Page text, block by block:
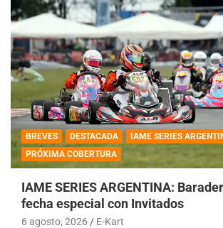
BREVES DESTACADA
IAME SERIES
PRÓXIMA COBERTURA
IAME SERIES ARGENTINA:
fecha especial con Invitados
6 agosto, 2026 E-Kart